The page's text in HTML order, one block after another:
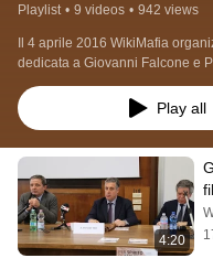
Playlist • 9 videos • 942 views
Il 4 aprile 2016 WikiMafia
dedicata a Giovanni Falcone e
Milano, facendo intervistare il
Nando dalla Chiesa.
Play all
4:20